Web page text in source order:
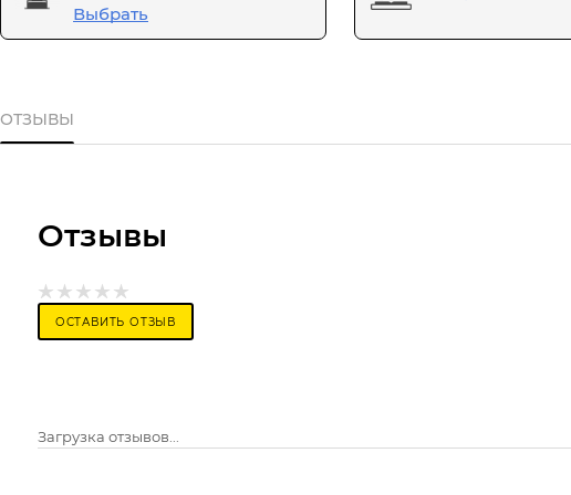
Выбрать
ОТЗЫВЫ
Отзывы
ОСТАВИТЬ ОТЗЫВ
Загрузка отзывов...